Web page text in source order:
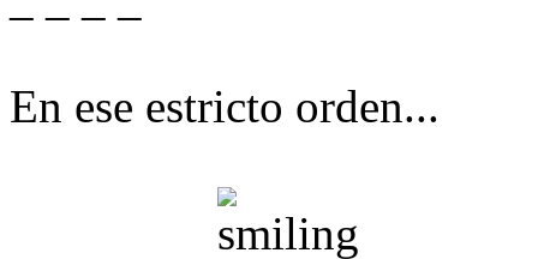
En ese estricto orden...